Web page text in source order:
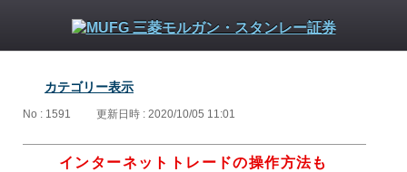
カテゴリー表示
No : 1591 更新日時 : 2020/10/05 11:01
インターネットトレードの操作方法も